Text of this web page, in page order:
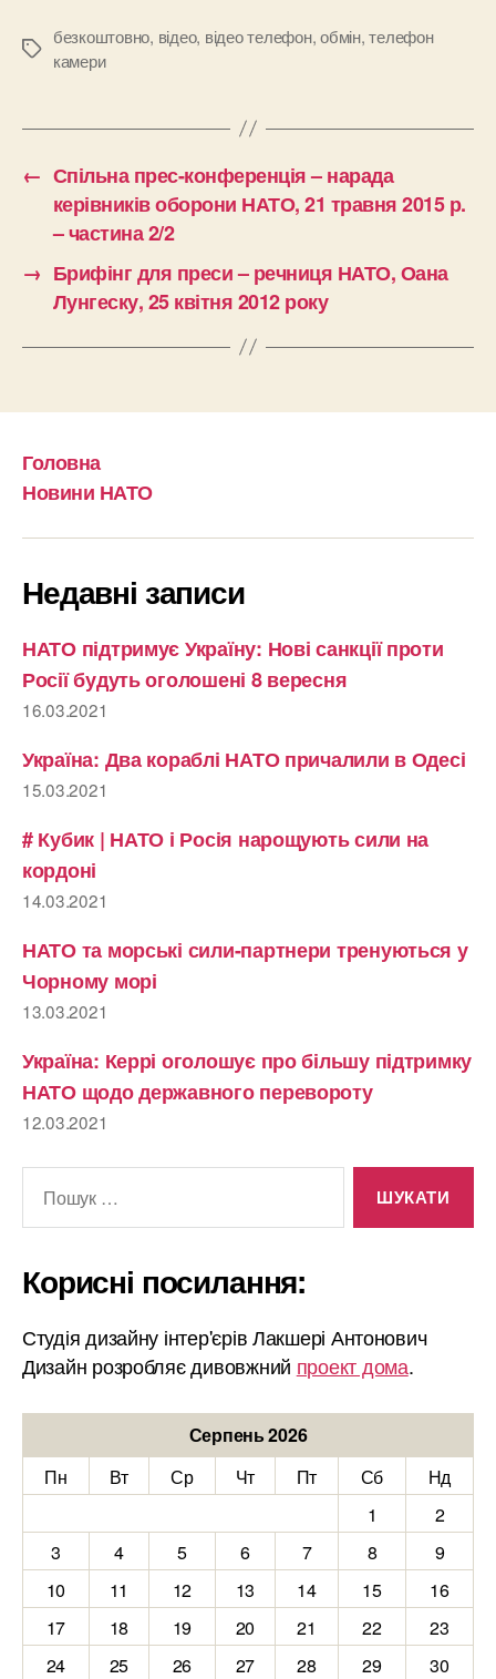
Позначки
безкоштовно, відео, відео телефон,обмін,телефон
камери
← Спільна прес-конференція – нарада
керівників оборони НАТО, 21 травня 2015 р.
– частина 2/2
→ Брифінг для преси – речниця НАТО, Оана
Лунгеску, 25 квітня 2012 року
Головна
Новини НАТО
Недавні записи
НАТО підтримує Україну: Нові санкції проти
Росії будуть оголошені 8 вересня
16.03.2021
Україна: Два кораблі НАТО причалили в Одесі
15.03.2021
# Кубик | НАТО і Росія нарощують сили на
кордоні
14.03.2021
НАТО та морські сили-партнери тренуються у
Чорному морі
13.03.2021
Україна: Керрі оголошує про більшу підтримку
НАТО щодо державного перевороту
12.03.2021
Корисні посилання:
Студія дизайну інтер'єрів Лакшері Антонович
Дизайн розробляє дивовжний проект дома.
Серпень 2026
Пн
Вт Ср Чт Пт Сб
Нд
1
2
3
4 5 6 7 8
9
10
11 12 13 14 15
16
17
18 19 20 21 22
23
24
25 26 27 28 29 30